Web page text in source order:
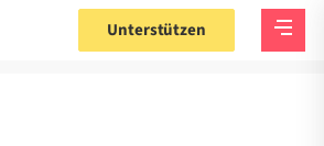
Unterstützen